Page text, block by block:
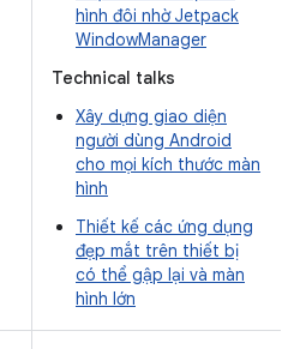
hình đôi nhờ Jetpack
WindowManager
Technical talks
Xây dựng giao diện
người dùng Android
cho mọi kích thước màn
hình
Thiết kế các ứng dụng
đẹp mắt trên thiết bị
có thể gập lại và màn
hình lớn